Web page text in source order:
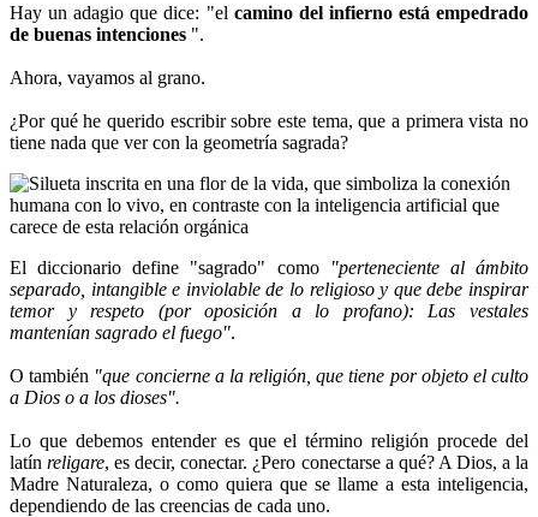
Hay un adagio que dice: "el camino del infierno está empedrado
de buenas intenciones ".
Ahora, vayamos al grano.
¿Por qué he querido escribir sobre este tema, que a primera vista no
tiene nada que ver con la geometría sagrada?
El diccionario define "sagrado" como
"perteneciente al ámbito
separado, intangible e inviolable de lo religioso y que debe inspirar
temor y respeto (por oposición a lo profano): Las vestales
mantenían sagrado el fuego".
O también "que concierne a la religión, que tiene por objeto el culto
a Dios o a los dioses".
Lo que debemos entender es que el término religión procede del
latínreligare, es decir, conectar. ¿Pero conectarse a qué? A Dios, a la
Madre Naturaleza, o como quiera que se llame a esta inteligencia,
dependiendo de las creencias de cada uno.